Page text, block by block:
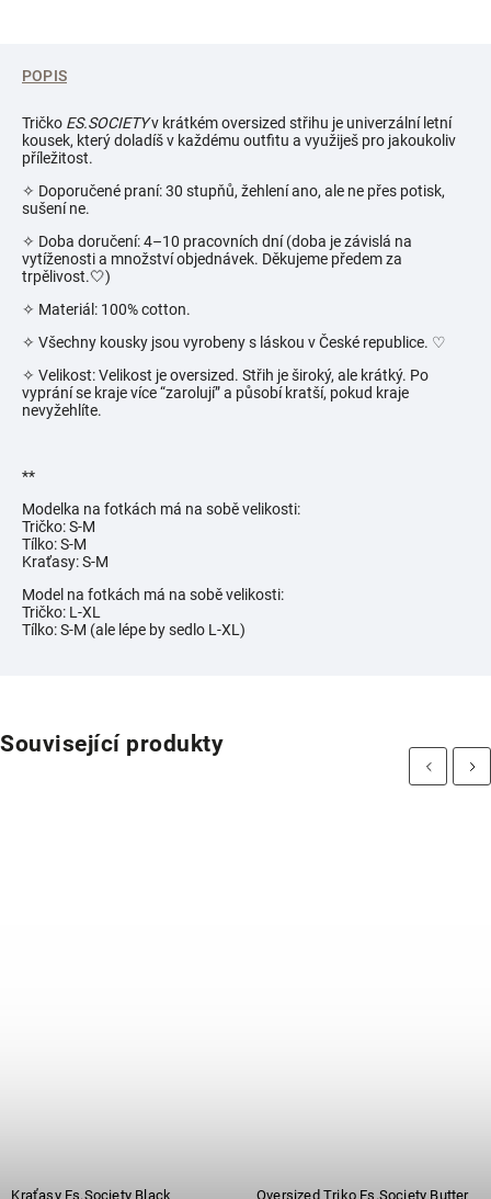
POPIS
Tričko ES.SOCIETYv krátkém oversized střihu je univerzální letní
kousek, který doladíš v každému outfitu a využiješ pro jakoukoliv
příležitost.
✧ Doporučené praní: 30 stupňů, žehlení ano, ale ne přes potisk,
sušení ne.
✧ Doba doručení: 4–10 pracovních dní (doba je závislá na
vytíženosti a množství objednávek. Děkujeme předem za
trpělivost.🤍)
✧ Materiál: 100% cotton.
✧ Všechny kousky jsou vyrobeny s láskou v České republice. ♡
✧ Velikost: Velikost je oversized. Střih je široký, ale krátký. Po
vyprání se kraje více “zarolují” a působí kratší, pokud kraje
nevyžehlíte.
**
Modelka na fotkách má na sobě velikosti:
Tričko: S-M
Tílko: S-M
Kraťasy: S-M
Model na fotkách má na sobě velikosti:
Tričko: L-XL
Tílko: S-M (ale lépe by sedlo L-XL)
Související produkty
Previous
⁠⁠Kraťasy Es.Society Black Oversized Triko Es.Society Butter
Next